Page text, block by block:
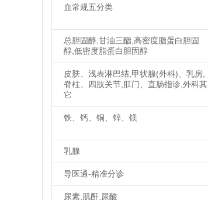
血常规五分类
总胆固醇,甘油三酯,高密度脂蛋白胆固
醇,低密度脂蛋白胆固醇
皮肤、浅表淋巴结,甲状腺(外科)、乳房,
脊柱、四肢关节,肛门、直肠指诊,外科其
它
铁、钙、铜、锌、镁
乳腺
导医通-精准分诊
尿素,肌酐,尿酸